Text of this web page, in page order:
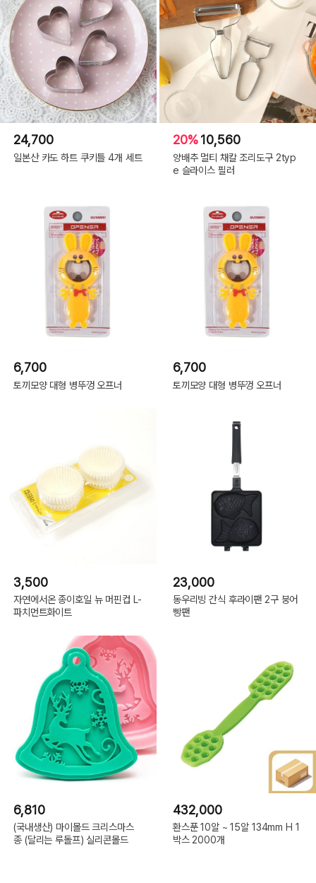
24,700
일본산 카도 하트 쿠키틀 4개 세트
20%10,560
양배추 멀티 채칼 조리도구 2typ
e 슬라이스 필러
6,700
토끼모양 대형 병뚜껑 오프너
6,700
토끼모양 대형 병뚜껑 오프너
3,500
자연에서온 종이호일 뉴 머핀컵 L-
파치먼트화이트
23,000
동우리빙 간식 후라이팬 2구 붕어
빵팬
6,810
(국내생산) 마이몰드 크리스마스
종 (달리는 루돌프) 실리콘몰드
432,000
환스푼 10알 ~ 15알 134mm H 1
박스 2000개